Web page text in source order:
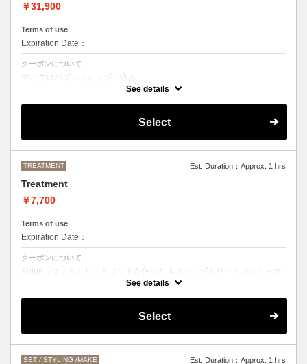
￥31,900
Terms of use
Expiration Date：
クーポンについて
マイクロバブルシャンプー込み
カット＋ストレートパーマ、縮毛矯正、ボリュームダウン＋デザインな
で、ご来店いただいた際にご相談させて頂きます。
●カラーリング、ストレートパーマは髪の長さにより別途ロング料金を
頂戴いたします。
See details
Select
TREATMENT Est. Duration：Approx. 1 hrs
Treatment
￥7,700
Terms of use
Expiration Date：
クーポンについて
Aujuaシステムトリートメントを使った４ステップトリートメント＋マ
See details
Select
SET / STYLING /MAKE Est. Duration：Approx. 1 hrs